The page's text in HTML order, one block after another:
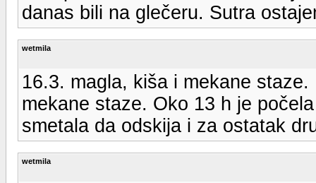
danas bili na glečeru. Sutra
wetmila
16.3. magla, kiša i mekane
mekane staze. Oko 13 h je
smetala da odskija i za ostatak
wetmila